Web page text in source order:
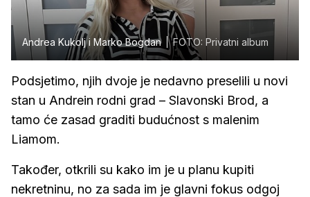
Andrea Kukolj i Marko Bogdan FOTO: Privatni album
Podsjetimo, njih dvoje je nedavno preselili u novi
stan u Andrein rodni grad – Slavonski Brod, a
tamo će zasad graditi budućnost s malenim
Liamom.
Također, otkrili su kako im je u planu kupiti
nekretninu, no za sada im je glavni fokus odgoj